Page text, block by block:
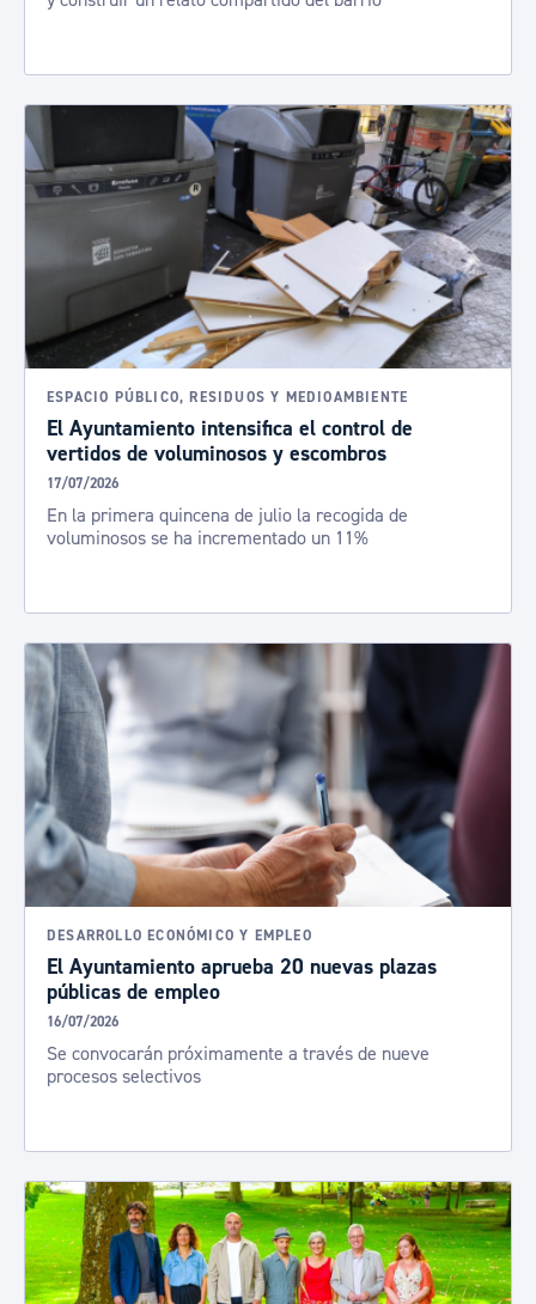
ESPACIO PÚBLICO, RESIDUOS Y MEDIOAMBIENTE
El Ayuntamiento intensifica el control de
vertidos de voluminosos y escombros
17/07/2026
En la primera quincena de julio la recogida de
voluminosos se ha incrementado un 11%
DESARROLLO ECONÓMICO Y EMPLEO
El Ayuntamiento aprueba 20 nuevas plazas
públicas de empleo
16/07/2026
Se convocarán próximamente a través de nueve
procesos selectivos